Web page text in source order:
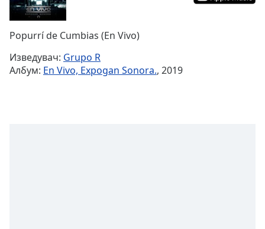
Remaining
Time-
Playback
Popurrí de Cumbias (En Vivo)
Изведувач: Grupo R
Албум: En Vivo, Expogan Sonora., 2019